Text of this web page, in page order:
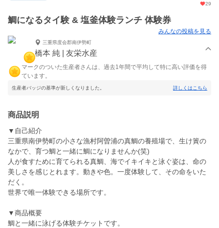
29
鯛になるタイ験 & 塩釜体験ランチ 体験券
みんなの投稿を見る
三重県度会郡南伊勢町
橋本 純 | 友栄水産
マークのついた生産者さんは、過去1年間で平均して特に高い評価を得
ています。
生産者バッジの基準が新しくなりました。 詳しくはこちら
商品説明
▼自己紹介
三重県南伊勢町の小さな漁村阿曽浦の真鯛の養殖場で、生け簀の
なかで、育つ鯛と一緒に鯛になりませんか(笑)
人が食すために育てられる真鯛、海でイキイキと泳ぐ姿は、命の
美しさを感じとれます。動きや色。一度体験して、その命をいた
だく。
世界で唯一体験できる場所です。
▼商品概要
鯛と一緒に泳げる体験チケットです。